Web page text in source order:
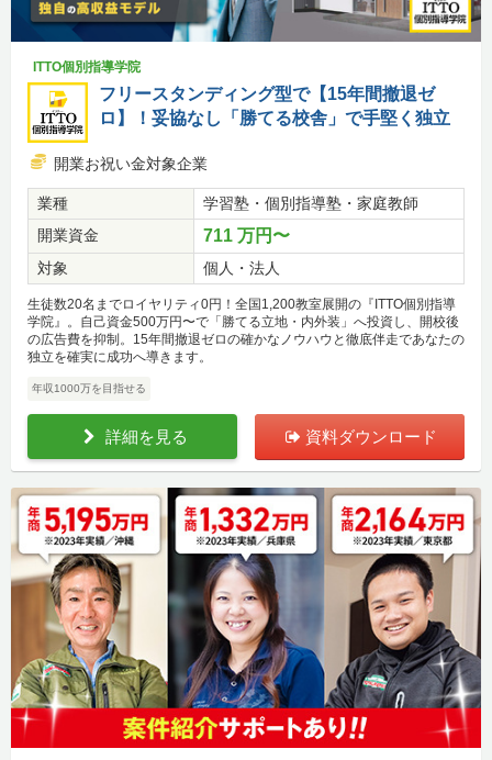
ITTO個別指導学院
フリースタンディング型で【15年間撤退ゼ
ロ】！妥協なし「勝てる校舎」で手堅く独立
開業お祝い金対象企業
業種
学習塾・個別指導塾・家庭教師
開業資金
711 万円〜
対象 個人・法人
生徒数20名までロイヤリティ0円！全国1,200教室展開の『ITTO個別指導
学院』。自己資金500万円〜で「勝てる立地・内外装」へ投資し、開校後
の広告費を抑制。15年間撤退ゼロの確かなノウハウと徹底伴走であなたの
独立を確実に成功へ導きます。
年収1000万を目指せる
詳細を見る 資料ダウンロード